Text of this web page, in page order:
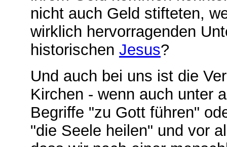
nicht auch Geld stifteten,
wirklich hervorragenden
historischen Jesus?
Und auch bei uns ist die
Kirchen - wenn auch unter
Begriffe "zu Gott führen"
"die Seele heilen" und vor